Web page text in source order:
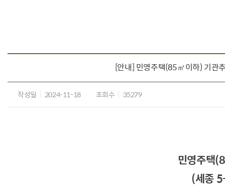
[안내] 민영주택(85㎡이하) 기관
작성일 2024-11-18 조회수 35279
민영주택
(세종